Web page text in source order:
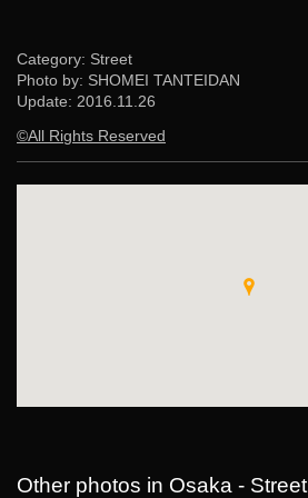
Category: Street
Photo by: SHOMEI TANTEIDAN
Update: 2016.11.26
©All Rights Reserved
Other photos in Osaka - Street